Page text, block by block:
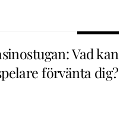
Vad kan
förvänta dig?